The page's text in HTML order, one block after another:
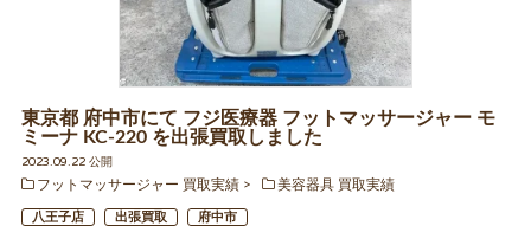
東京都 府中市にて フジ医療器 フットマッサージャー モ
ミーナ KC-220 を出張買取しました
2023.09.22 公開
フットマッサージャー 買取実績
美容器具 買取実績
八王子店 出張買取 府中市